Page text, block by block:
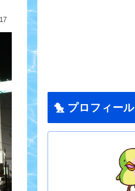
🐤 プロフィール